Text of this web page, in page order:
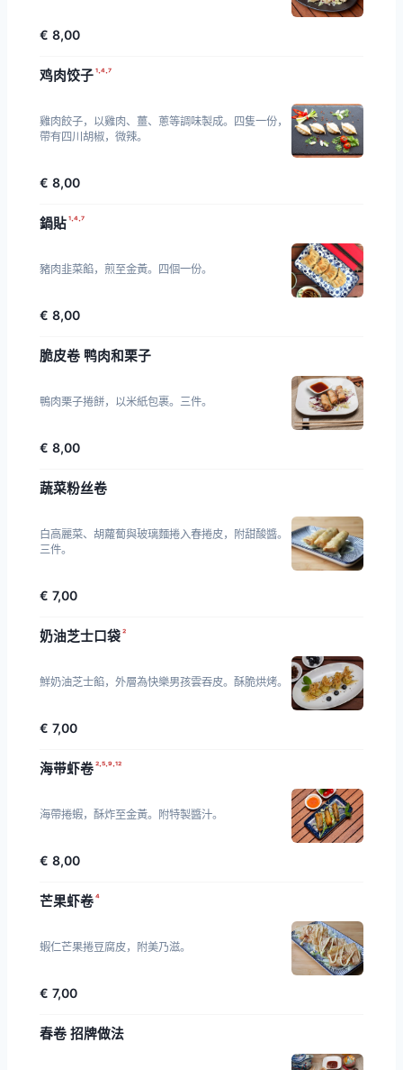
€ 8,00
鸡肉饺子¹·⁴·⁷
雞肉餃子，以雞肉、薑、蔥等調味製成。四隻一份，
帶有四川胡椒，微辣。
€ 8,00
鍋貼¹·⁴·⁷
豬肉韭菜餡，煎至金黃。四個一份。
€ 8,00
脆皮卷 鸭肉和栗子
鴨肉栗子捲餅，以米紙包裹。三件。
€ 8,00
蔬菜粉丝卷
白高麗菜、胡蘿蔔與玻璃麵捲入春捲皮，附甜酸醬。
三件。
€ 7,00
奶油芝士口袋²
鮮奶油芝士餡，外層為快樂男孩雲吞皮。酥脆烘烤。
€ 7,00
海带虾卷²·⁵·⁹·¹²
海帶捲蝦，酥炸至金黃。附特製醬汁。
€ 8,00
芒果虾卷⁴
蝦仁芒果捲豆腐皮，附美乃滋。
€ 7,00
春卷 招牌做法